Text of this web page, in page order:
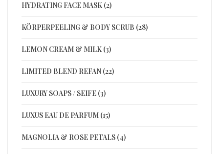
HYDRATING FACE MASK (2)
KÖRPERPEELING & BODY SCRUB (28)
LEMON CREAM & MILK (3)
LIMITED BLEND REFAN (22)
LUXURY SOAPS / SEIFE (3)
LUXUS EAU DE PARFUM (15)
MAGNOLIA & ROSE PETALS (4)